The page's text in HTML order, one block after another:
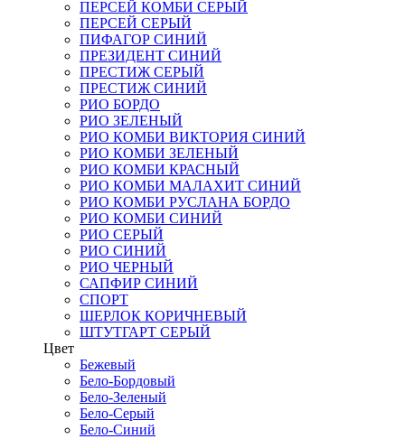
ПЕРСЕЙ КОМБИ СЕРЫЙ
ПЕРСЕЙ СЕРЫЙ
ПИФАГОР СИНИЙ
ПРЕЗИДЕНТ СИНИЙ
ПРЕСТИЖ СЕРЫЙ
ПРЕСТИЖ СИНИЙ
РИО БОРДО
РИО ЗЕЛЕНЫЙ
РИО КОМБИ ВИКТОРИЯ СИНИЙ
РИО КОМБИ ЗЕЛЕНЫЙ
РИО КОМБИ КРАСНЫЙ
РИО КОМБИ МАЛАХИТ СИНИЙ
РИО КОМБИ РУСЛАНА БОРДО
РИО КОМБИ СИНИЙ
РИО СЕРЫЙ
РИО СИНИЙ
РИО ЧЕРНЫЙ
САПФИР СИНИЙ
СПОРТ
ШЕРЛОК КОРИЧНЕВЫЙ
ШТУТГАРТ СЕРЫЙ
Цвет
Бежевый
Бело-Бордовый
Бело-Зеленый
Бело-Серый
Бело-Синий